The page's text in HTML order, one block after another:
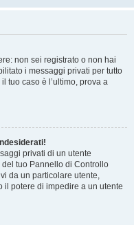
non sei registrato o non hai
i messaggi privati per tutto
tuo caso è l’ultimo, prova a
privati ​​di un utente
tuo Pannello di Controllo
da un particolare utente,
il potere di impedire a un utente